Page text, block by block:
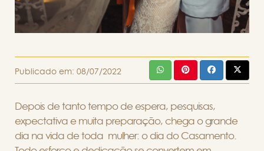
Publicado em: 08/07/2022
Depois de tanto tempo de espera, pesquisas,
expectativa e muita preparação, chega o grande
dia na vida de toda mulher: o dia do Casamento.